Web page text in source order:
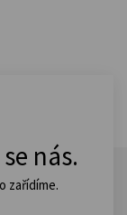
nás.
zařídíme.